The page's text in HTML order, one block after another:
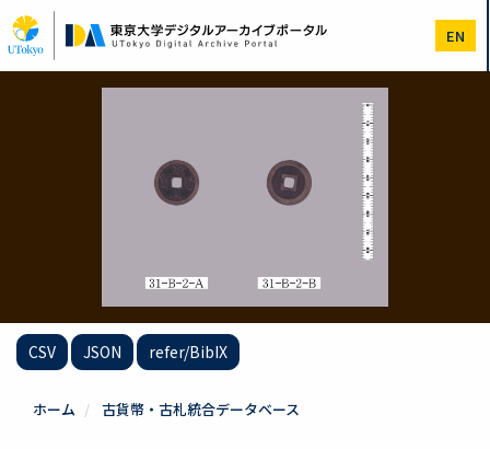
イ
ン
コ
EN
CSV JSON refer/BibIX
ホーム 古貨幣・古札統合データベース